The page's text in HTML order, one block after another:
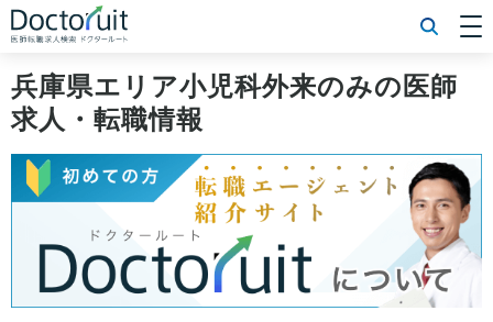
[常勤] 科目から探す
[常勤] 特徴から探す
[非常勤] エリアから探す
[非常勤] 科目から探す
Doctoruit医師転職特集
Doctoruitについて
運営者情報
プライバシーポリシー
兵庫県エリア小児科外来のみの医師
求人・転職情報